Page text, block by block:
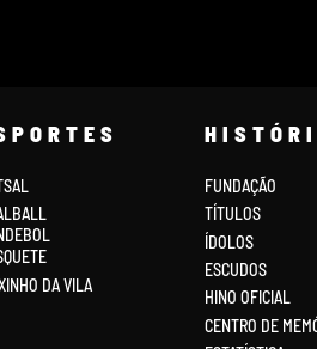
DA VILA
FUNDAÇÃO
TÍTULOS
ÍDOLOS
ESCUDOS
HINO OFICIAL
CENTRO DE